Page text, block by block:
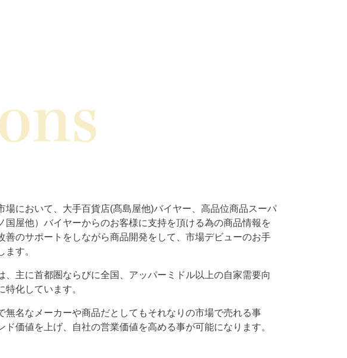
場において、大手百貨店(髙島屋他)バイヤー、高品位商品スーパ
国屋他）バイヤーからのお客様に支持を頂ける為の商品情報を
善のサポートをしながら商品開発をして、市場デビューのお手
ます。
、主に首都圏ならびに全国、アッパーミドル以上の自家需要向
特化しています。
名なメーカーや商品だとしてもそれなりの市場で売れる事
ド価値を上げ、自社の営業価値を高める事が可能になります。